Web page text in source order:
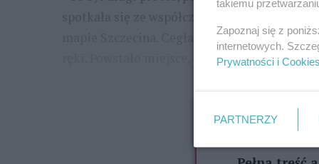
mapie Szczecina. Cegła, która pamięta
Zawartość
takiemu
Zapoznaj się z
internetowych.
Prywatności i Cookies
PARTNERZY